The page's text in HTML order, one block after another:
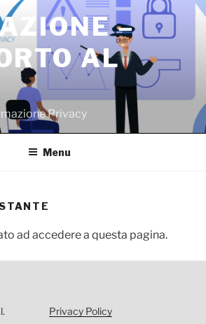
–
AL
Privacy
Menu
ad accedere a questa pagina.
Privacy Policy